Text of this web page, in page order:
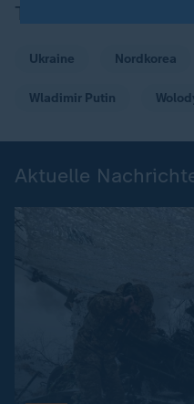
Themen
Ukraine Nordkorea
Wladimir Putin
Aktuelle